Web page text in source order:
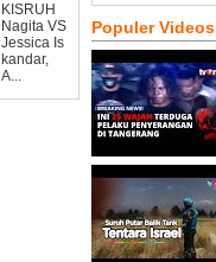
KISRUH
Nagita VS
Jessica Is
kandar,
A...
Populer Videos